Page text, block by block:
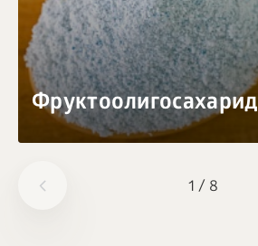
1 / 8
Фруктоолигосахарид